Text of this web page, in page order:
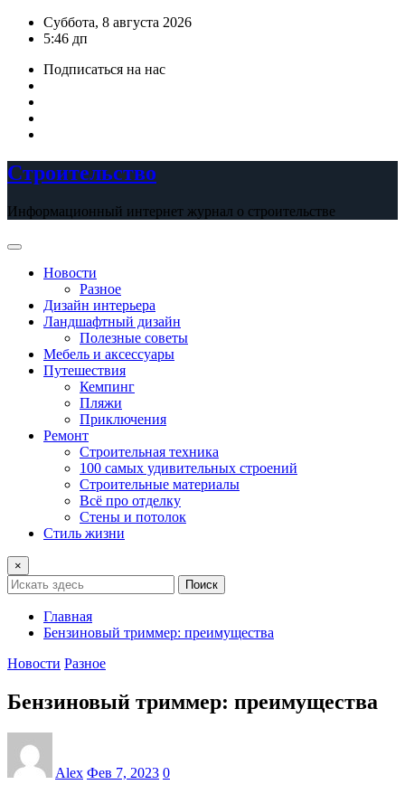
ПерейтиСуббота, 8 августа 2026
5:46 дп
Подписаться на нас
Строительство
Информационный интернет журнал о строительстве
Новости
Разное
Дизайн интерьера
Ландшафтный дизайн
Полезные советы
Мебель и аксессуары
Путешествия
Кемпинг
Пляжи
Приключения
Ремонт
Строительная техника
100 самых удивительных строений
Строительные материалы
Всё про отделку
Стены и потолок
Стиль жизни
×
Поиск
Главная
Бензиновый триммер: преимущества
Новости Разное
Бензиновый триммер: преимущества
Alex Фев 7, 2023 0